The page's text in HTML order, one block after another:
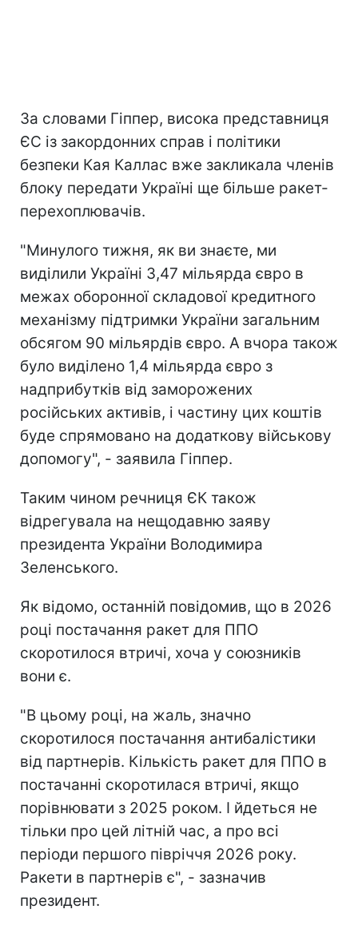
За словами Гіппер, висока представниця
ЄС із закордонних справ і політики
безпеки Кая Каллас вже закликала членів
блоку передати Україні ще більше ракет-
перехоплювачів.
"Минулого тижня, як ви знаєте, ми
виділили Україні 3,47 мільярда євро в
межах оборонної складової кредитного
механізму підтримки України загальним
обсягом 90 мільярдів євро. А вчора також
було виділено 1,4 мільярда євро з
надприбутків від заморожених
російських активів, і частину цих коштів
буде спрямовано на додаткову військову
допомогу", - заявила Гіппер.
Таким чином речниця ЄК також
відрегувала на нещодавню заяву
президента України Володимира
Зеленського.
Як відомо, останній повідомив, що в 2026
році постачання ракет для ППО
скоротилося втричі, хоча у союзників
вони є.
"В цьому році, на жаль, значно
скоротилося постачання антибалістики
від партнерів. Кількість ракет для ППО в
постачанні скоротилася втричі, якщо
порівнювати з 2025 роком. І йдеться не
тільки про цей літній час, а про всі
періоди першого півріччя 2026 року.
Ракети в партнерів є", - зазначив
президент.